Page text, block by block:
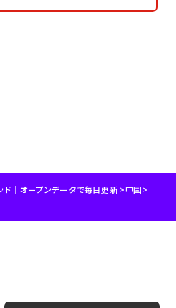
｜オープンデータで毎日更新 >中国>